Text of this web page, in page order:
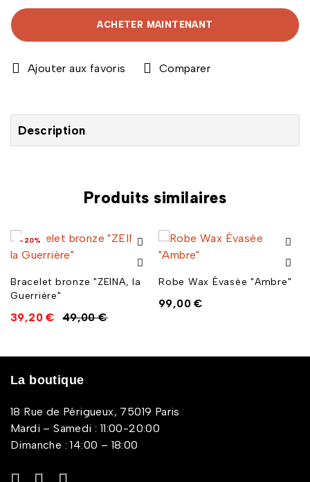
ACHETER MAINTENANT
Comparer
Description
Produits similaires
-20%
Bracelet bronze "ZEINA, la
Guerrière"
49,00€
39,20€
Robe Wax Évasée "Ambre"
99,00€
La boutique
18 Rue de Périgueux, 75019 Paris
Mardi – Samedi : 11:00-20:00
Dimanche : 14:00 – 18:00